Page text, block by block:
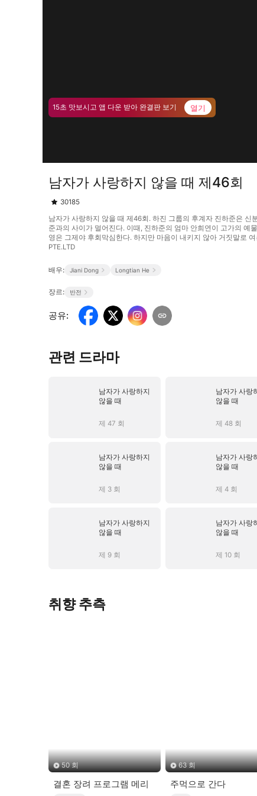
15초 맛보시고 앱 다운 받아 완결판 보기 열기
남자가 사랑하지 않을 때 제46회
30185
남자가 사랑하지 않을 때 제46회. 하진 그룹의 후계자 진하준은
준과의 사이가 멀어진다. 이때, 진하준의 엄마 안희연이 고가의 예
영은 그제야 후회막심한다. 하지만 마음이 내키지 않아 거짓말로
PTE.LTD
배우: Jiani Dong Longtian He
장르: 반전
공유:
관련 드라마
남자가 사랑하지
않을 때
제 47 회
남자가 사랑
않을 때
제 48 회
남자가 사랑하지
않을 때
제 3 회
남자가 사랑
않을 때
제 4 회
남자가 사랑하지
않을 때
제 9 회
남자가 사랑
않을 때
제 10 회
취향 추측
50 회
결혼 장려 프로그램 메리
63 회
주먹으로 간다